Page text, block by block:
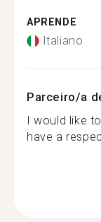
APRENDE
Italiano
Parceiro/a
I would like
have a